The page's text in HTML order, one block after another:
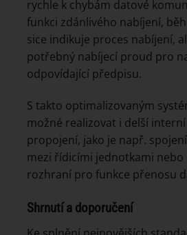
rychle k chybám datové
funkci zdánlivého nabíjení,
sice indikuje proces nabíjení,
potřebný nabíjecí proud pro
odpovídající předpisu.
S takto optimalizovaným
možné realizovat i delší
propojení, jako je např.
mezi řídicími jednotkami nebo
rozhraní pro funkce přenosu
Shrnutí a doporučení